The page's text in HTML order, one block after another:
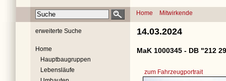
Home Mitwirkende
erweiterte Suche
Home
Hauptbaugruppen
Lebensläufe
14.03.2024
MaK 1000345 - DB "212
zum Fahrzeugportrait